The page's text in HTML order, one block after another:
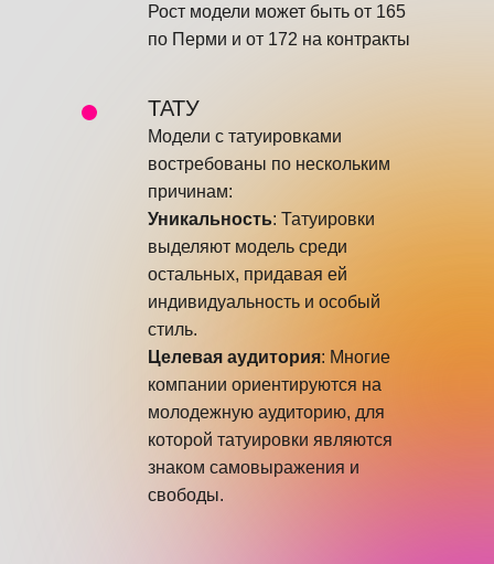
Рост модели может быть от 165
по Перми и от 172 на контракты
Модели с татуировками
востребованы по нескольким
причинам:
Уникальность: Татуировки
выделяют модель среди
остальных, придавая ей
индивидуальность и особый
стиль.
Целевая аудитория: Многие
компании ориентируются на
молодежную аудиторию, для
которой татуировки являются
знаком самовыражения и
свободы.
ТАТУ